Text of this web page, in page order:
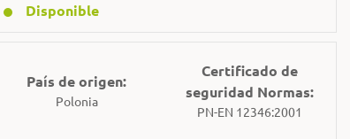
Disponible
País de origen:
Polonia
Certificado de
seguridad Normas:
PN-EN 12346:2001